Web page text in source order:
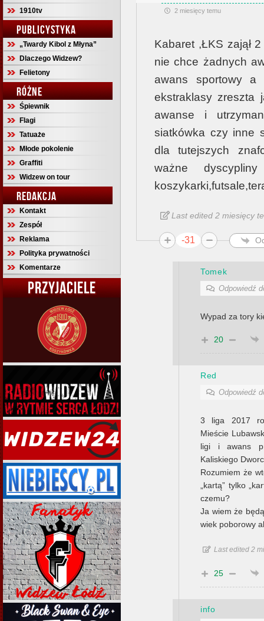
1910tv
PUBLICYSTYKA
„Twardy Kibol z Młyna”
Dlaczego Widzew?
Felietony
RÓŻNE
Śpiewnik
Flagi
Tatuaże
Młode pokolenie
Graffiti
Widzew on tour
REDAKCJA
Kontakt
Zespół
Reklama
Polityka prywatności
Komentarze
PRZYJACIELE
2 miesięcy temu
Kabaret ,ŁKS zajął
nie chce żadnych
awans sportowy
ekstraklasy zreszta
awanse i
siatkówka czy inne
dla tutejszych
ważne
Last edited 2 miesięcy
-31
Tomek
Odpowiedź
Wypad za tory
20
Red
Odpowiedź
3 liga 2017
Mieście
ligi i awans
Kaliskiego
Rozumiem że
„kartą” tylko
czemu?
Ja wiem że
wiek poborowy
Last edited 2
25
info